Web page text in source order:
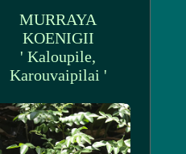
MURRAYA
KOENIGII
' Kaloupile,
Karouvaipilai '